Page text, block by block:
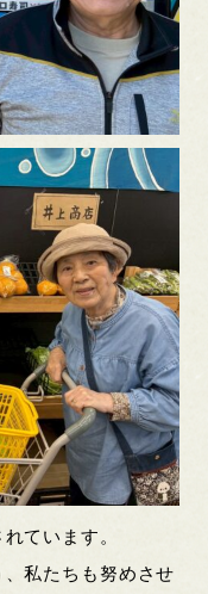
ています。
私たちも努めさせ